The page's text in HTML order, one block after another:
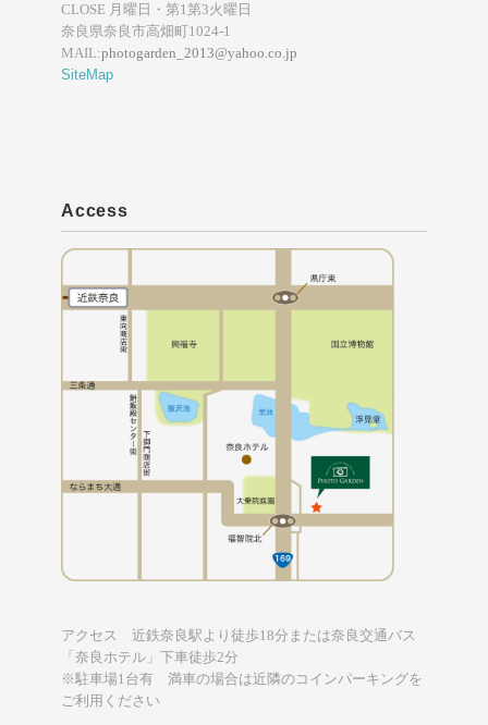
CLOSE 月曜日・第1第3火曜日
奈良県奈良市高畑町1024-1
MAIL:photogarden_2013@yahoo.co.jp
SiteMap
Access
アクセス 近鉄奈良駅より徒歩18分または奈良交通バス
「奈良ホテル」下車徒歩2分
※駐車場1台有 満車の場合は近隣のコインパーキングを
ご利用ください